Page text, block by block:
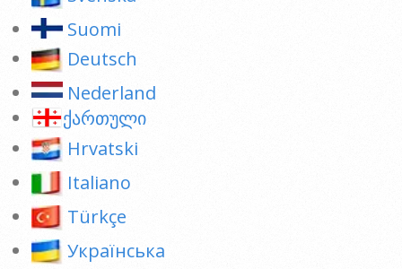
Suomi
Deutsch
Nederland
ქართული
Hrvatski
Italiano
Türkçe
Українська